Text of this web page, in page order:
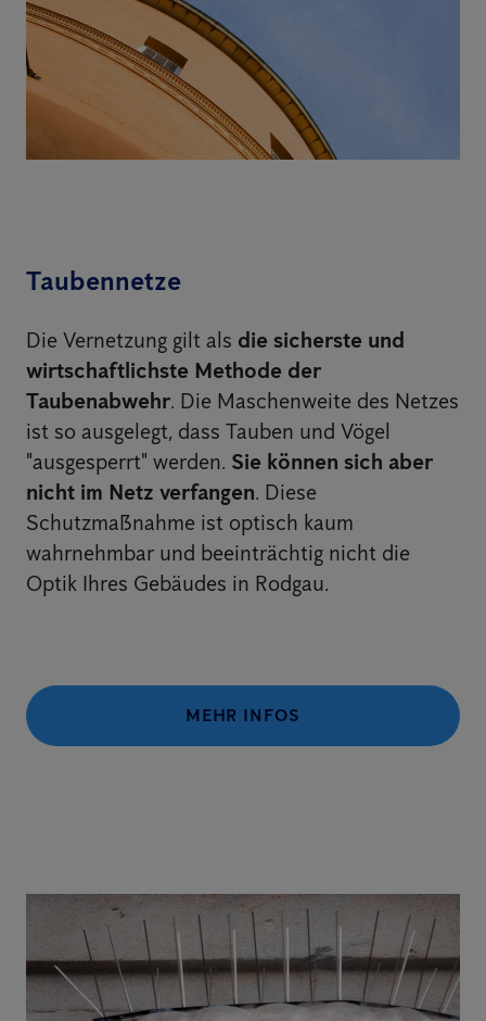
Taubennetze
Die Vernetzung gilt als die sicherste und
wirtschaftlichste Methode der
Taubenabwehr. Die Maschenweite des Netzes
ist so ausgelegt, dass Tauben und Vögel
"ausgesperrt" werden. Sie können sich aber
nicht im Netz verfangen. Diese
Schutzmaßnahme ist optisch kaum
wahrnehmbar und beeinträchtig nicht die
Optik Ihres Gebäudes in Rodgau.
MEHR INFOS